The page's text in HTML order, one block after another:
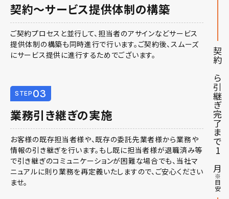
契約〜サービス提供体制の構築
ご契約プロセスと並行して、担当者のアサインなどサービス
提供体制の構築も同時進行で行います。ご契約後、スムーズ
にサービス提供に進行するためでございます。
STEP 03
業務引き継ぎの実施
お客様の既存担当者様や、既存の委託先業者様から業務や
情報の引き継ぎを行います。もし既に担当者様が退職済み等
で引き継ぎのコミュニケーションが困難な場合でも、当社マ
ニュアルに則り業務を再定義いたしますので、ご安心ください
ませ。
契約から引継ぎ完了まで1ヶ月
※目安